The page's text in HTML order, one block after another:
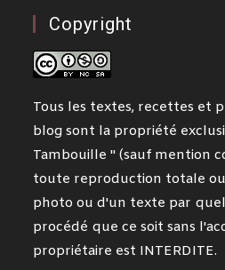
Copyright
Tous les textes, recettes et
blog sont la propriété
Tambouille " (sauf mention
toute reproduction totale
photo ou d'un texte par
procédé que ce soit sans
propriétaire est INTERDITE.